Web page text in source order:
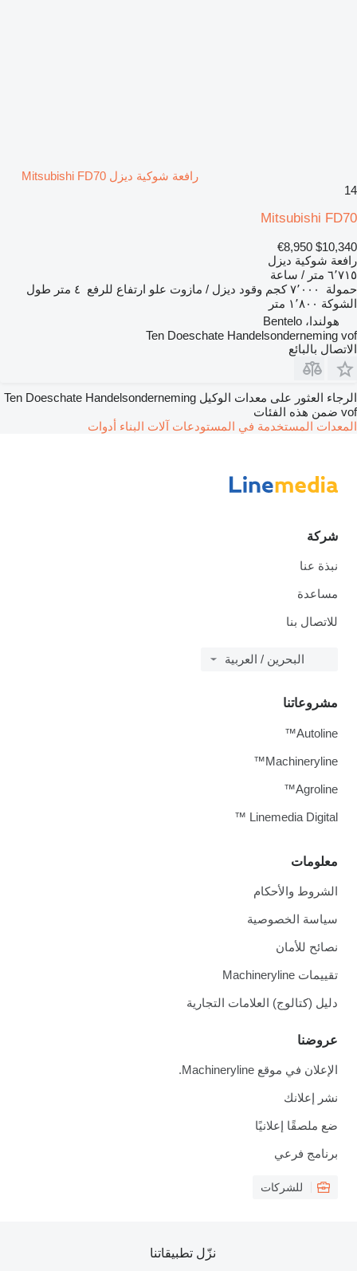
رافعة شوكية ديزل Mitsubishi FD70
14
Mitsubishi FD70
$10,340
€8,950
رافعة شوكية ديزل
٦٬٧١٥ متر / ساعة
حمولة
٧٬٠٠٠ كجم وقود ديزل / مازوت علو ارتفاع للرفع ٤ متر
طول
الشوكة ١٬٨٠٠ متر
هولندا، Bentelo
Ten Doeschate Handelsonderneming vof
الاتصال بالبائع
الرجاء العثور على معدات الوكيل Ten Doeschate Handelsonderneming
vof ضمن هذه الفئات
المعدات المستخدمة في المستودعات آلات البناء أدوات
شركة
نبذة عنا
مساعدة
للاتصال بنا
البحرين / العربية
معلومات
الشروط والأحكام
سياسة الخصوصية
نصائح للأمان
تقييمات Machineryline
دليل (كتالوج) العلامات التجارية
عروضنا
الإعلان في موقع Machineryline.
نشر إعلانك
ضع ملصقًا إعلانيًا
برنامج فرعي
للشركات
مشروعاتنا
Autoline™
Machineryline™
Agroline™
Linemedia Digital ™
نزّل تطبيقاتنا